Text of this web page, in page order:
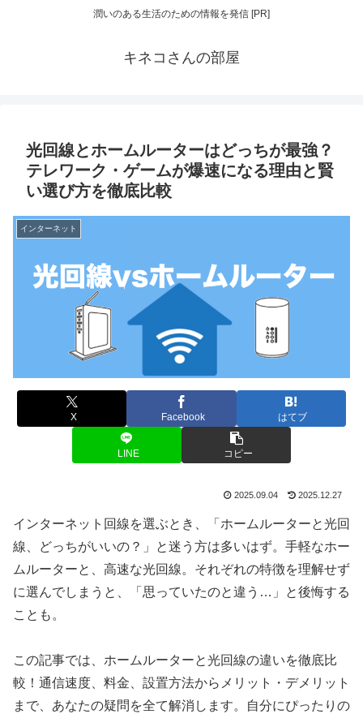
潤いのある生活のための情報を発信 [PR]
キネコさんの部屋
光回線とホームルーターはどっちが最強？
テレワーク・ゲームが爆速になる理由と賢
い選び方を徹底比較
インターネット
X Facebook はてブ
LINE コピー
2025.09.04 2025.12.27
インターネット回線を選ぶとき、「ホームルーターと光回
線、どっちがいいの？」と迷う方は多いはず。手軽なホー
ムルーターと、高速な光回線。それぞれの特徴を理解せず
に選んでしまうと、「思っていたのと違う…」と後悔する
ことも。
この記事では、ホームルーターと光回線の違いを徹底比
較！通信速度、料金、設置方法からメリット・デメリット
まで、あなたの疑問を全て解消します。自分にぴったりの